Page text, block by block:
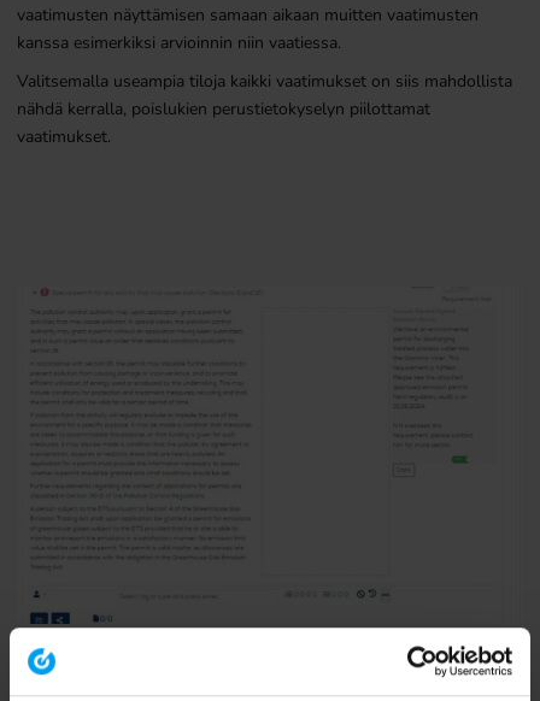
vaatimusten näyttämisen samaan aikaan muitten vaatimusten
kanssa esimerkiksi arvioinnin niin vaatiessa.
Valitsemalla useampia tiloja kaikki vaatimukset on siis mahdollista
nähdä kerralla, poislukien perustietokyselyn piilottamat
vaatimukset.
Vaatimuksia voi vertailla muiden